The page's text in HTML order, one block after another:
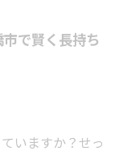
で賢く長持ち
いますか？せっ